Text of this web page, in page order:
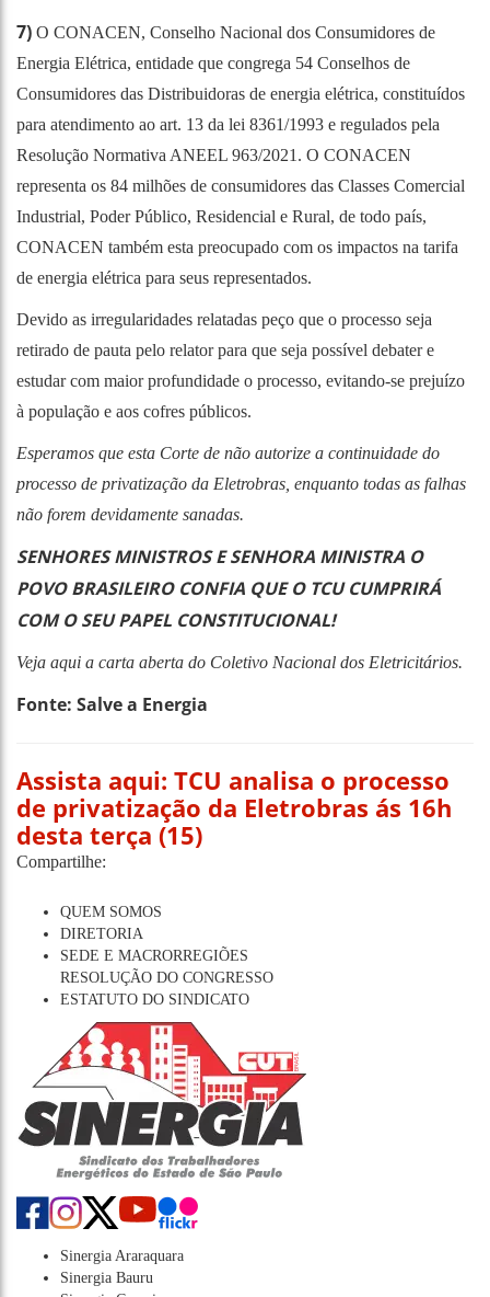
7) O CONACEN, Conselho Nacional dos Consumidores de
Energia Elétrica, entidade que congrega 54 Conselhos de
Consumidores das Distribuidoras de energia elétrica, constituídos
para atendimento ao art. 13 da lei 8361/1993 e regulados pela
Resolução Normativa ANEEL 963/2021. O CONACEN
representa os 84 milhões de consumidores das Classes Comercial
Industrial, Poder Público, Residencial e Rural, de todo país,
CONACEN também esta preocupado com os impactos na tarifa
de energia elétrica para seus representados.
Devido as irregularidades relatadas peço que o processo seja
retirado de pauta pelo relator para que seja possível debater e
estudar com maior profundidade o processo, evitando-se prejuízo
à população e aos cofres públicos.
Esperamos que esta Corte de não autorize a continuidade do
processo de privatização da Eletrobras, enquanto todas as falhas
não forem devidamente sanadas.
SENHORES MINISTROS E SENHORA MINISTRA O
POVO BRASILEIRO CONFIA QUE O TCU CUMPRIRÁ
COM O SEU PAPEL CONSTITUCIONAL!
Veja aqui a carta aberta do Coletivo Nacional dos Eletricitários.
Fonte: Salve a Energia
Assista aqui: TCU analisa o processo
de privatização da Eletrobras ás 16h
desta terça (15)
Compartilhe:
QUEM SOMOS
DIRETORIA
SEDE E MACRORREGIÕES
RESOLUÇÃO DO CONGRESSO
ESTATUTO DO SINDICATO
Sinergia Araraquara
Sinergia Bauru